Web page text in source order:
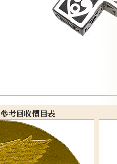
參考回收價目表